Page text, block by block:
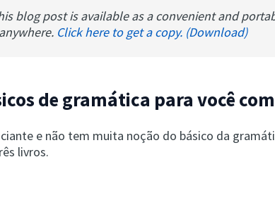
blog post is available as a convenient and
Click here to get a copy. (Download)
de gramática para você
e não tem muita noção do básico da
livros.